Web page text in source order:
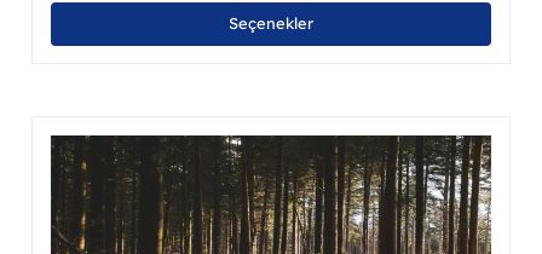
Seçenekler
Bu
ürünün
var.
ürün